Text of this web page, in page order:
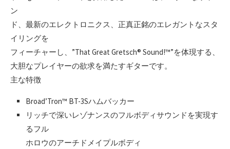
ン
ド、最新のエレクトロニクス、正真正銘のエレガントなスタ
イリングを
フィーチャーし、”That Great Gretsch® Sound!™”を体現する、
大胆なプレイヤーの欲求を満たすギターです。
主な特徴
Broad’Tron™ BT-3Sハムバッカー
リッチで深いレゾナンスのフルボディサウンドを実現す
るフル
ホロウのアーチドメイプルボディ